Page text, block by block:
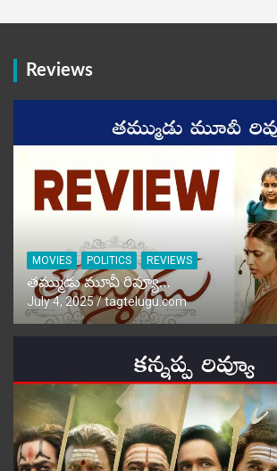
Reviews
MOVIES POLITICS REVIEWS
తమ్ముడు మూవీ రివ్యూ…
July 4, 2025 tagtelugu.com